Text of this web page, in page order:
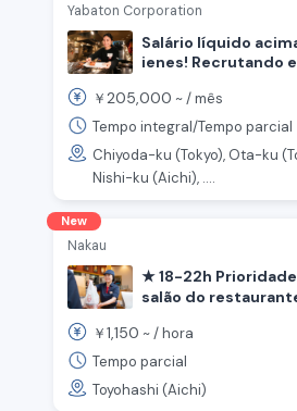
Yabaton Corporation
Salário líquido
ienes! Recrutando
restaurante de
￥205,000 ~ /mês
Tempo integral/Tempo parcial
Chiyoda-ku (Tokyo), Ota-ku
Nishi-ku (Aichi), ....
New
Nakau
★ 18-22h
salão do
Província de Aichi》
￥1,150 ~ /hora
Tempo parcial
Toyohashi (Aichi)